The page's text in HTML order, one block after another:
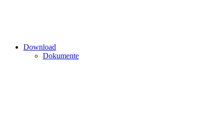
Download
Dokumente